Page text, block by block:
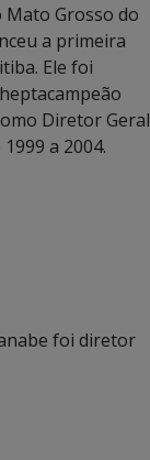
Mato Grosso do
a primeira
Ele foi
Diretor Geral
a 2004.
foi diretor